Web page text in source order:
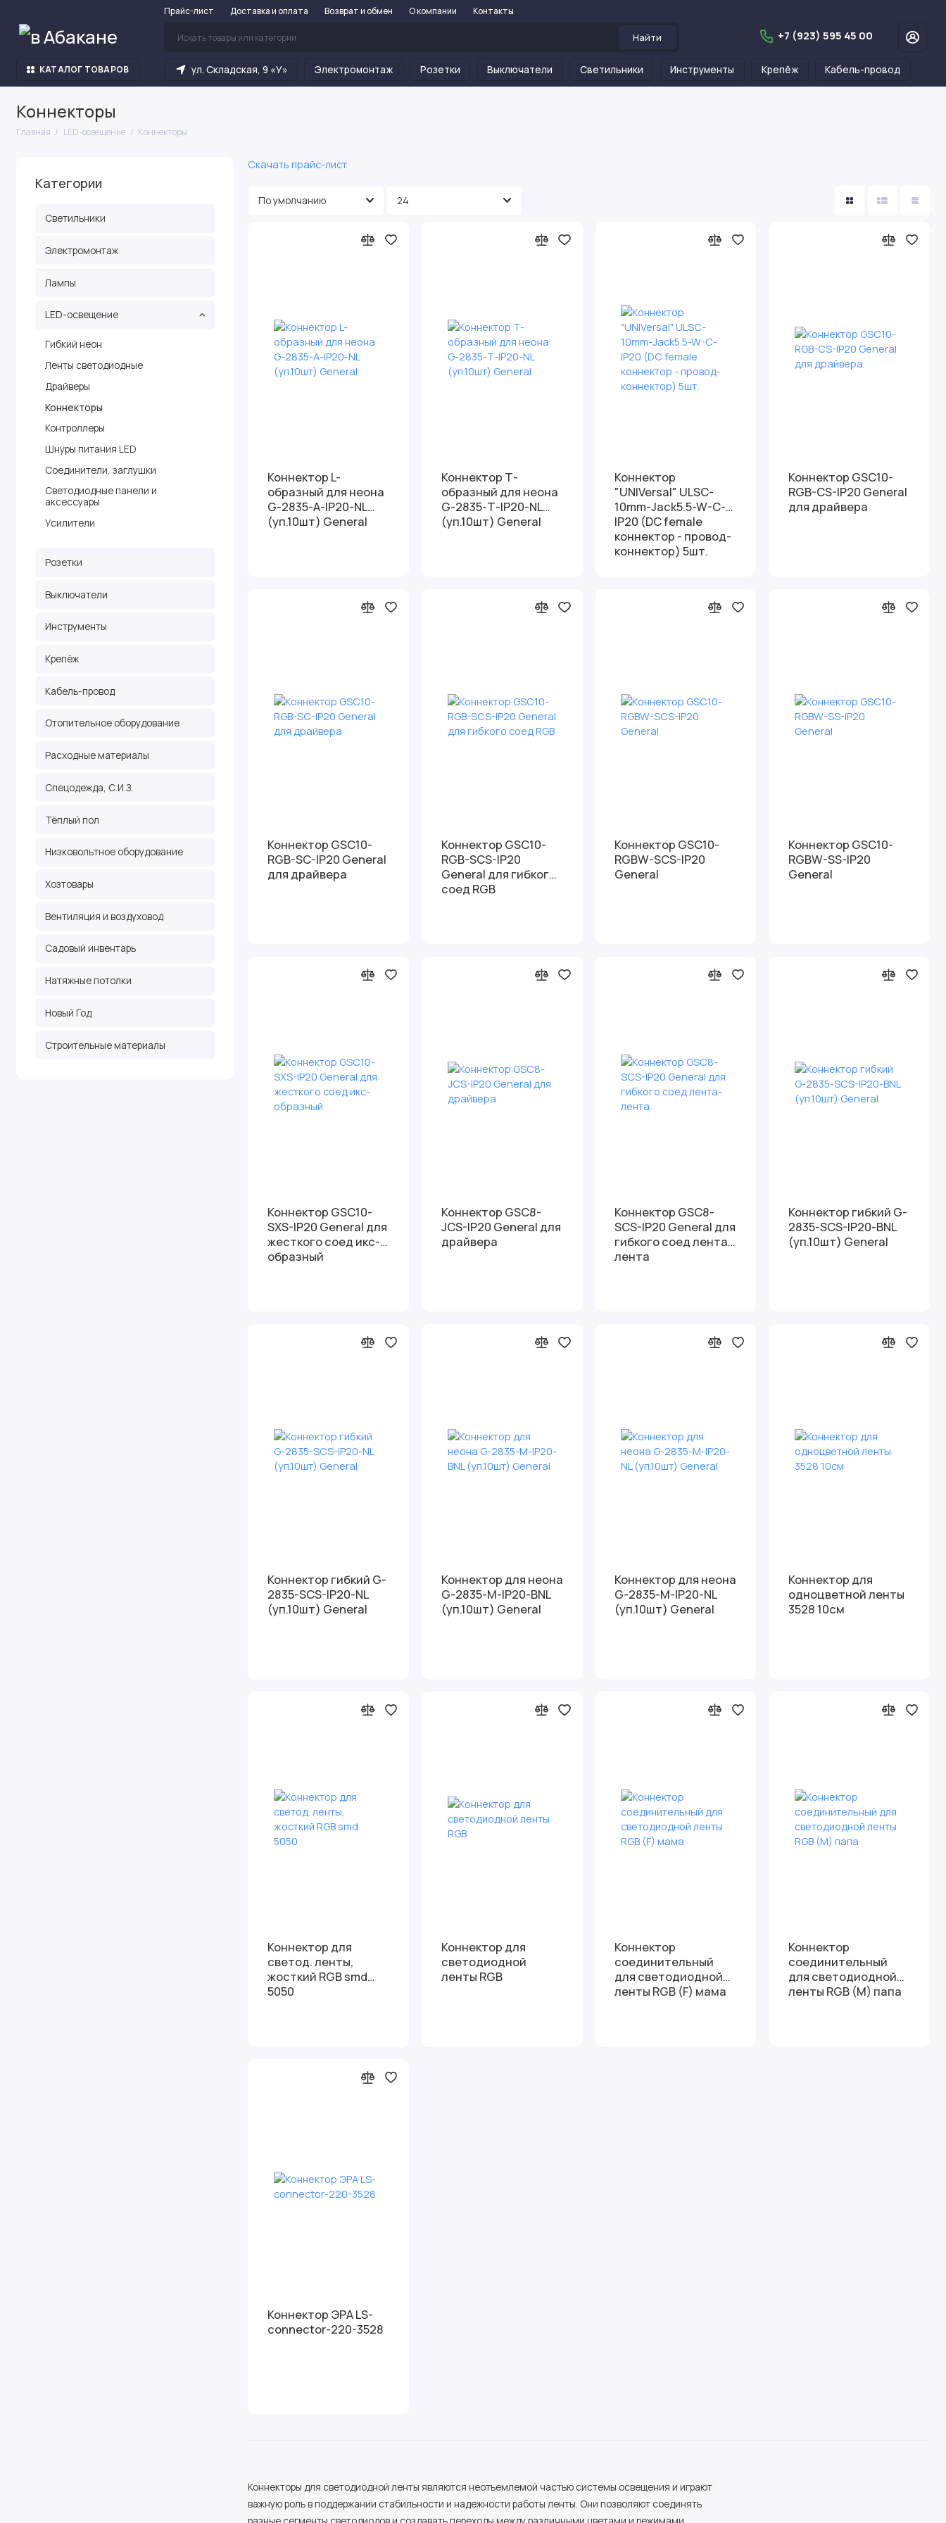
Прайс-лист Доставка и оплата Возврат и обмен О компании Контакты
Найти +7 (923) 595 45 00
КАТАЛОГ ТОВАРОВ ул. Складская, 9 «У» Электромонтаж Розетки Выключатели Светильники Инструменты Крепёж Кабель-провод
Коннекторы
Главная LED-освещение Коннекторы
Категории
Светильники
Электромонтаж
Лампы
LED-освещение
Гибкий неон
Ленты светодиодные
Драйверы
Коннекторы
Контроллеры
Шнуры питания LED
Соединители, заглушки
Светодиодные панели и
аксессуары
Усилители
Розетки
Выключатели
Инструменты
Крепёж
Кабель-провод
Отопительное оборудование
Расходные материалы
Спецодежда, С.И.З.
Тёплый пол
Низковольтное оборудование
Хозтовары
Вентиляция и воздуховод
Садовый инвентарь
Натяжные потолки
Новый Год
Строительные материалы
Скачать прайс-лист
Коннектор L-
образный для неона
G-2835-А-IP20-NL
(уп.10шт) General
Коннектор Т-
образный для неона
G-2835-Т-IP20-NL
(уп.10шт) General
Коннектор
"UNIVersal" ULSC-
10mm-Jack5.5-W-C-
IP20 (DC female
коннектор - провод-
коннектор) 5шт.
Коннектор GSC10-
RGB-CS-IP20 General
для драйвера
Коннектор GSC10-
RGB-SC-IP20 General
для драйвера
Коннектор GSC10-
RGB-SCS-IP20
General для гибкого
соед RGB
Коннектор GSC10-
RGBW-SCS-IP20
General
Коннектор GSC10-
RGBW-SS-IP20
General
Коннектор GSC10-
SXS-IP20 General для
жесткого соед икс-
образный
Коннектор GSC8-
JCS-IP20 General для
драйвера
Коннектор GSC8-
SCS-IP20 General для
гибкого соед лента-
лента
Коннектор гибкий G-
2835-SCS-IP20-BNL
(уп.10шт) General
Коннектор гибкий G-
2835-SCS-IP20-NL
(уп.10шт) General
Коннектор для неона
G-2835-М-IP20-BNL
(уп.10шт) General
Коннектор для неона
G-2835-М-IP20-NL
(уп.10шт) General
Коннектор для
одноцветной ленты
3528 10см
Коннектор для
светод. ленты,
жосткий RGB smd
5050
Коннектор для
светодиодной
ленты RGB
Коннектор
соединительный
для светодиодной
ленты RGB (F) мама
Коннектор
соединительный
для светодиодной
ленты RGB (M) папа
Коннектор ЭРА LS-
connector-220-3528
Коннекторы для светодиодной ленты являются неотъемлемой частью системы освещения и играют
важную роль в поддержании стабильности и надежности работы ленты. Они позволяют соединять